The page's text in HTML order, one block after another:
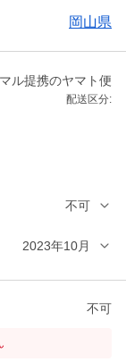
岡山県
ル提携のヤマト便
配送区分:
不可
2023年10月
不可